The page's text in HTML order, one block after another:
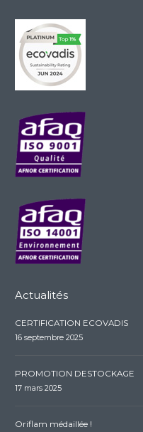
Actualités
CERTIFICATION ECOVADIS
16 septembre 2025
PROMOTION DESTOCKAGE
17 mars 2025
Oriflam médaillée !